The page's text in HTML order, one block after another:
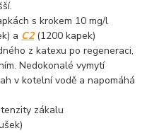
s krokem 10 mg/l
a C2 (1200 kapek)
z katexu po regeneraci,
Nedokonalé vymytí
v kotelní vodě a napomáhá
zákalu